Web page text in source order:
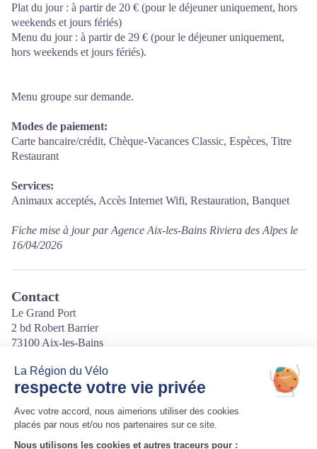
Plat du jour : à partir de 20 € (pour le déjeuner uniquement, hors
weekends et jours fériés)
Menu du jour : à partir de 29 € (pour le déjeuner uniquement,
hors weekends et jours fériés).
Menu groupe sur demande.
Modes de paiement:
Carte bancaire/crédit, Chèque-Vacances Classic, Espèces, Titre
Restaurant
Services:
Animaux acceptés, Accès Internet Wifi, Restauration, Banquet
Fiche mise à jour par Agence Aix-les-Bains Riviera des Alpes le
16/04/2026
Contact
Le Grand Port
2 bd Robert Barrier
73100 Aix-les-Bains
Courriel:
lebistrotduport.aixlesbains@orange.fr
Site internet:
http://www.bistrot-du-port.fr